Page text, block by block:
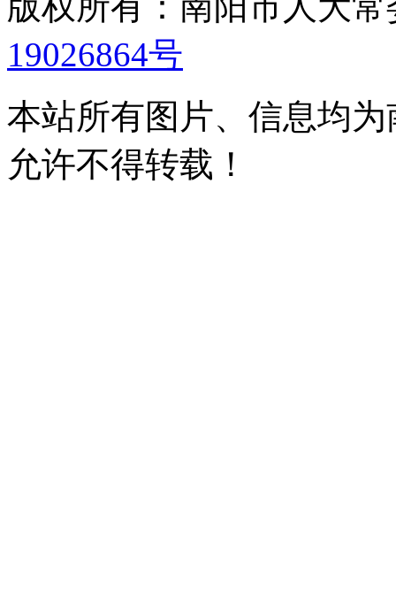
19026864号
本站所有图片、信息均
允许不得转载！